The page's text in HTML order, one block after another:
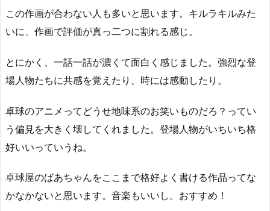
この作画が合わない人も多いと思います。キルラキルみた
いに、作画で評価が真っ二つに割れる感じ。
とにかく、一話一話が濃くて面白く感じました。強烈な登
場人物たちに共感を覚えたり、時には感動したり。
卓球のアニメってどうせ地味系のお笑いものだろ？ってい
う偏見を大きく壊してくれました。登場人物がいちいち格
好いいっていうね。
卓球屋のばあちゃんをここまで格好よく書ける作品ってな
かなかないと思います。音楽もいいし。おすすめ！